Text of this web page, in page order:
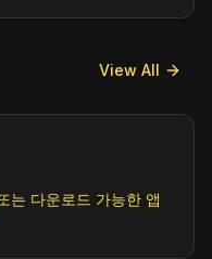
228.0.1.6
explosioncre
playlist.m3u8
View All
는 다운로드 가능한 앱